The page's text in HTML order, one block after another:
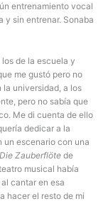
entrenamiento vocal
y sin entrenar. Sonaba
de la escuela y
me gustó pero no
la universidad, a los
pero no sabía que
Me di cuenta de ello
dedicar a la
un escenario con una
Die Zauberflöte de
musical había
cantar en esa
hacer el resto de mi